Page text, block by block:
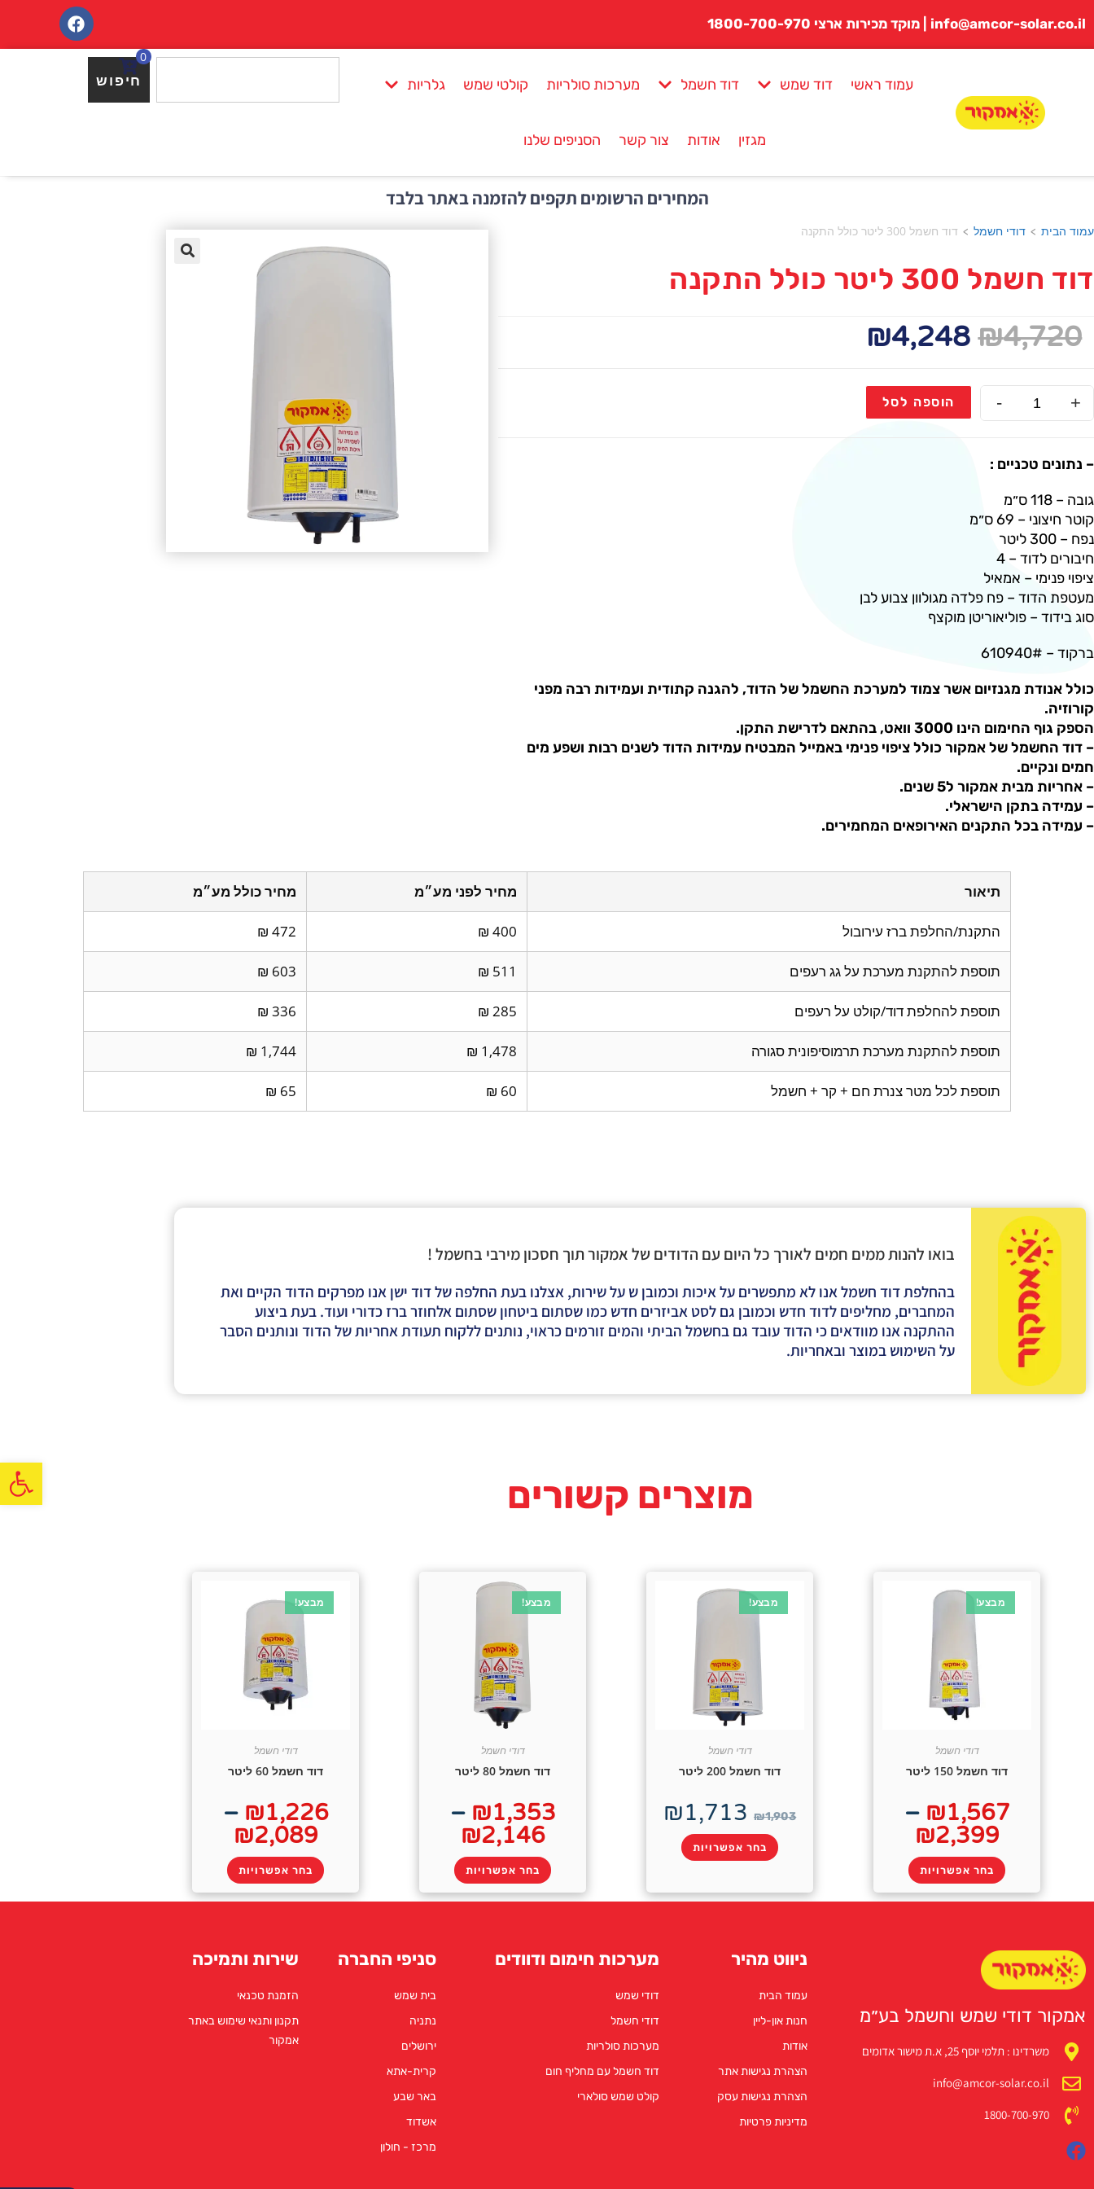
info@amcor-solar.co.il | מוקד מכירות ארצי 1800-700-970
עמוד ראשי דוד שמש דוד חשמל מערכות סולריות קולטי שמש גלריות
מגזין אודות צור קשר הסניפים שלנו
חיפוש
0
המחירים הרשומים תקפים להזמנה באתר בלבד
עמוד הבית > דודי חשמל > דוד חשמל 300 ליטר כולל התקנה
דוד חשמל 300 ליטר כולל התקנה
₪4,720
₪4,248
- + הוספה לסל
– נתונים טכניים :
גובה – 118 ס״מ
קוטר חיצוני – 69 ס״מ
נפח – 300 ליטר
חיבורים לדוד – 4
ציפוי פנימי – אמאיל
מעטפת הדוד – פח פלדה מגולוון צבוע לבן
סוג בידוד – פוליאוריטן מוקצף
ברקוד – 610940#
כולל אנודת מגנזיום אשר צמוד למערכת החשמל של הדוד, להגנה קתודית ועמידות רבה מפני
קורוזיה.
הספק גוף החימום הינו 3000 וואט, בהתאם לדרישת התקן.
– דוד החשמל של אמקור כולל ציפוי פנימי באמייל המבטיח עמידות הדוד לשנים רבות ושפע מים
חמים ונקיים.
– אחריות מבית אמקור ל5 שנים.
– עמידה בתקן הישראלי.
– עמידה בכל התקנים האירופאים המחמירים.
תיאור מחיר לפני מע״מ מחיר כולל מע״מ
התקנת/החלפת ברז עירובול 400 ₪
472 ₪
תוספת להתקנת מערכת על גג רעפים 511 ₪
603 ₪
תוספת להחלפת דוד/קולט על רעפים 285 ₪
336 ₪
תוספת להתקנת מערכת תרמוסיפונית סגורה 1,478 ₪
1,744 ₪
תוספת לכל מטר צנרת חם + קר + חשמל 60 ₪
65 ₪
בואו להנות ממים חמים לאורך כל היום עם הדודים של אמקור תוך חסכון מירבי בחשמל !
בהחלפת דוד חשמל אנו לא מתפשרים על איכות וכמובן ש על שירות, אצלנו בעת החלפה של דוד ישן אנו מפרקים הדוד הקיים ואת
המחברים, מחליפים לדוד חדש וכמובן גם לסט אביזרים חדש כמו שסתום ביטחון שסתום אלחוזר ברז כדורי ועוד. בעת ביצוע
ההתקנה אנו מוודאים כי הדוד עובד גם בחשמל הביתי והמים זורמים כראוי, נותנים ללקוח תעודת אחריות של הדוד ונותנים הסבר
על השימוש במוצר ובאחריות.
מוצרים קשורים
מבצע!
דודי חשמל
דוד חשמל 150 ליטר
₪1,567
–
₪2,399
בחר אפשרויות
מבצע!
דודי חשמל
דוד חשמל 200 ליטר
₪1,903
₪1,713
בחר אפשרויות
מבצע!
דודי חשמל
דוד חשמל 80 ליטר
₪1,353
–
₪2,146
בחר אפשרויות
מבצע!
דודי חשמל
דוד חשמל 60 ליטר
₪1,226
–
₪2,089
בחר אפשרויות
אמקור דודי שמש וחשמל בע״מ
משרדינו : תלמי יוסף 25, א.ת מישור אדומים
info@amcor-solar.co.il
1800-700-970
ניווט מהיר
עמוד הבית
חנות און-ליין
אודות
הצהרת נגישות אתר
הצהרת נגישות עסק
מדיניות פרטיות
מערכות חימום ודוודים
דודי שמש
דודי חשמל
מערכות סולריות
דוד חשמל עם מחליף חום
קולט שמש סולארי
סניפי החברה
בית שמש
נתניה
ירושלים
קרית-אתא
באר שבע
אשדוד
מרכז - חולון
שירות ותמיכה
הזמנת טכנאי
תקנון ותנאי שימוש באתר
אמקור